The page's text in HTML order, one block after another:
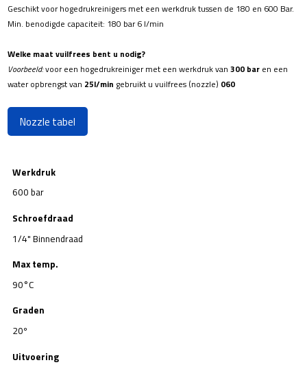
Geschikt voor hogedrukreinigers met een werkdruk tussen de 180 en 600 Bar.
Min. benodigde capaciteit: 180 bar 6 l/min
Welke maat vuilfrees bent u nodig?
Voorbeeld:voor een hogedrukreiniger met een werkdruk van300 bar en een
water opbrengst van 25l/min gebruikt u vuilfrees (nozzle) 060
Nozzle tabel
Werkdruk
600 bar
Schroefdraad
1/4" Binnendraad
Max temp.
90°C
Graden
20º
Uitvoering